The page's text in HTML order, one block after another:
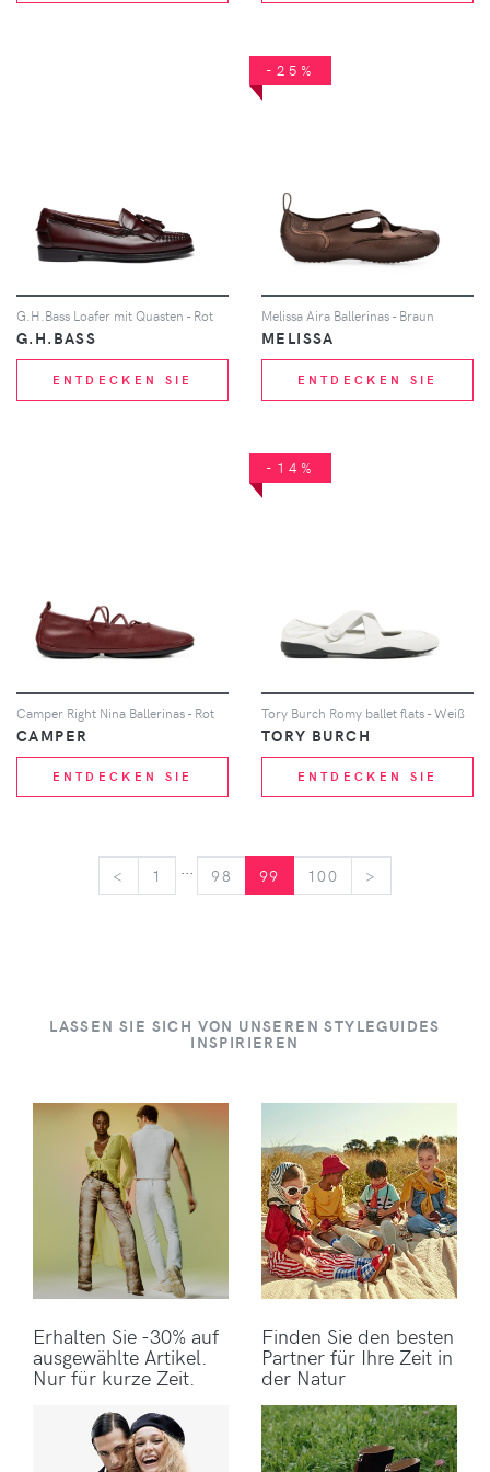
G.H.Bass Loafer mit Quasten - Rot
G.H.BASS
ENTDECKEN SIE
-25%
Melissa Aira Ballerinas - Braun
MELISSA
ENTDECKEN SIE
Camper Right Nina Ballerinas - Rot
CAMPER
ENTDECKEN SIE
-14%
Tory Burch Romy ballet flats - Weiß
TORY BURCH
ENTDECKEN SIE
< 1 98 99 100 >
LASSEN SIE SICH VON UNSEREN STYLEGUIDES
INSPIRIEREN
Erhalten Sie -30% auf
ausgewählte Artikel.
Nur für kurze Zeit.
Finden Sie den besten
Partner für Ihre Zeit in
der Natur